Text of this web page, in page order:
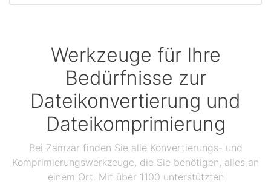
Werkzeuge für Ihre
Bedürfnisse zur
Dateikonvertierung und
Dateikomprimierung
Bei Zamzar finden Sie alle Konvertierungs- und
Komprimierungswerkzeuge, die Sie benötigen, alles an
einem Ort. Mit über 1100 unterstützten